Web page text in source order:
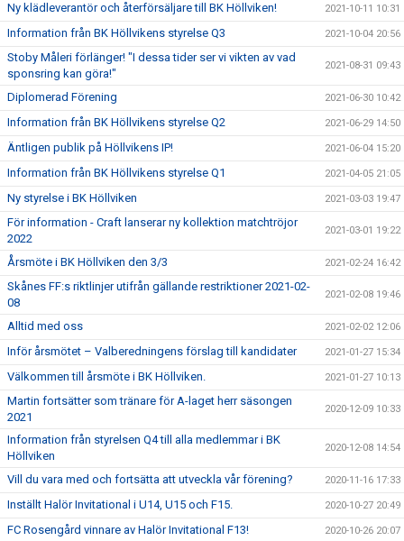
Ny klädleverantör och återförsäljare till BK Höllviken! 2021-10-11 10:31
Information från BK Höllvikens styrelse Q3 2021-10-04 20:56
Stoby Måleri förlänger! "I dessa tider ser vi vikten av vad
sponsring kan göra!"
2021-08-31 09:43
Diplomerad Förening 2021-06-30 10:42
Information från BK Höllvikens styrelse Q2 2021-06-29 14:50
Äntligen publik på Höllvikens IP! 2021-06-04 15:20
Information från BK Höllvikens styrelse Q1 2021-04-05 21:05
Ny styrelse i BK Höllviken 2021-03-03 19:47
För information - Craft lanserar ny kollektion matchtröjor
2022
2021-03-01 19:22
Årsmöte i BK Höllviken den 3/3 2021-02-24 16:42
Skånes FF:s riktlinjer utifrån gällande restriktioner 2021-02-
08
2021-02-08 19:46
Alltid med oss 2021-02-02 12:06
Inför årsmötet – Valberedningens förslag till kandidater 2021-01-27 15:34
Välkommen till årsmöte i BK Höllviken. 2021-01-27 10:13
Martin fortsätter som tränare för A-laget herr säsongen
2021
2020-12-09 10:33
Information från styrelsen Q4 till alla medlemmar i BK
Höllviken
2020-12-08 14:54
Vill du vara med och fortsätta att utveckla vår förening? 2020-11-16 17:33
Inställt Halör Invitational i U14, U15 och F15. 2020-10-27 20:49
FC Rosengård vinnare av Halör Invitational F13! 2020-10-26 20:07